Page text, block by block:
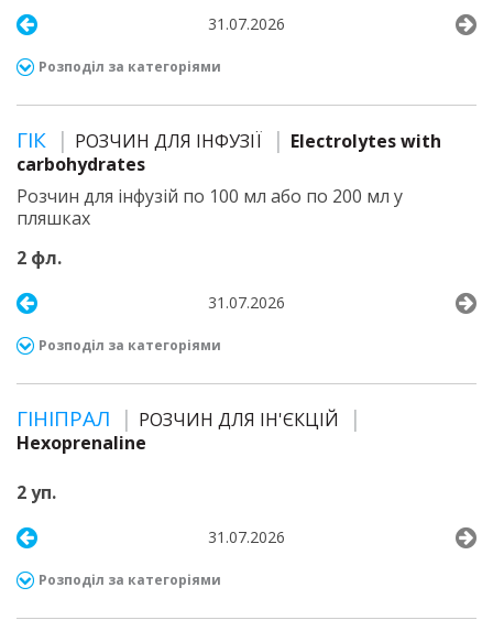
31.07.2026
Розподіл за категоріями
ГІК РОЗЧИН ДЛЯ ІНФУЗІЇ
Electrolytes with
carbohydrates
Розчин для інфузій по 100 мл або по 200 мл у
пляшках
2 фл.
31.07.2026
Розподіл за категоріями
ГІНІПРАЛ
РОЗЧИН ДЛЯ ІН'ЄКЦІЙ
Hexoprenaline
2 уп.
31.07.2026
Розподіл за категоріями